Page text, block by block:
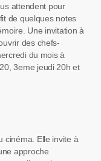
attendent pour
de quelques notes
Une invitation à
des chefs-
du mois à
3eme jeudi 20h et
cinéma. Elle invite à
approche